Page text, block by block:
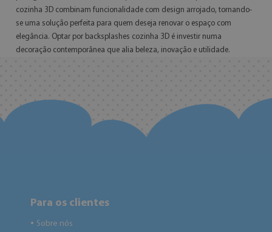
cozinha 3D combinam funcionalidade com design arrojado, tornando-
se uma solução perfeita para quem deseja renovar o espaço com
elegância. Optar por backsplashes cozinha 3D é investir numa
decoração contemporânea que alia beleza, inovação e utilidade.
Para os clientes
● Sobre nós